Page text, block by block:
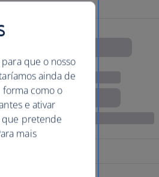
que o nosso
ainda de
forma como o
e ativar
que pretende
mais